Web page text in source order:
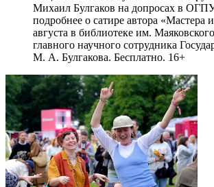
Михаил Булгаков на допросах в
подробнее о сатире автора «Мастера
августа в библиотеке им.
главного научного сотрудника
М. А. Булгакова. Бесплатно. 16+